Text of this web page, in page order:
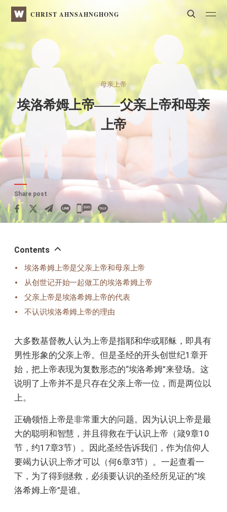
WATVCHRIST AHNSAHNGHONG Search
母亲上帝
埃洛希姆上帝——父亲上帝和母亲
上帝
Share post
카
카
Contents
埃洛希姆上帝是父亲上帝和母亲上帝
从创世记开始一起做工的埃洛希姆上帝
父亲上帝是埃洛希姆上帝的代表
不认识埃洛希姆上帝的理由
大多数基督教人认为上帝是指耶和华或耶稣，即具有
男性形象的父亲上帝。但是圣经的开头创世纪1章开
始，把上帝表现为复数形态的“埃洛希姆”来登场。这
说明了上帝并不是只存在父亲上帝一位，而是两位以
上。
正确领悟上帝是非常重大的问题。因为认识上帝是最
大的聪明和智慧，并且得救在于认识上帝（箴9章10
节，约17章3节）。因此圣经告诉我们，作为信仰人
要竭力认识上帝才可以（何6章3节）。一起查看一
下，为了得到拯救，必须要认识的圣经所见证的“埃
洛希姆上帝”是谁。